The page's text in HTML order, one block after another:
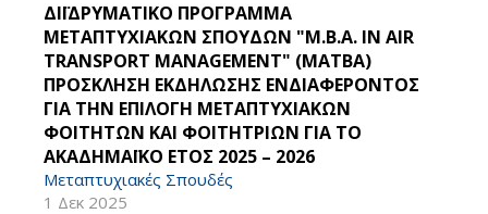
ΔΙΪΔΡΥΜΑΤΙΚΟ ΠΡΟΓΡΑΜΜΑ
ΜΕΤΑΠΤΥΧΙΑΚΩΝ ΣΠΟΥΔΩΝ "M.B.A. IN AIR
TRANSPORT MANAGEMENT" (MATBA)
ΠΡΟΣΚΛΗΣΗ ΕΚΔΗΛΩΣΗΣ ΕΝΔΙΑΦΕΡΟΝΤΟΣ
ΓΙΑ ΤΗΝ ΕΠΙΛΟΓΗ ΜΕΤΑΠΤΥΧΙΑΚΩΝ
ΦΟΙΤΗΤΩΝ ΚΑΙ ΦΟΙΤΗΤΡΙΩΝ ΓΙΑ ΤΟ
ΑΚΑΔΗΜΑΪΚΟ ΕΤΟΣ 2025 – 2026
Μεταπτυχιακές Σπουδές
1 Δεκ 2025